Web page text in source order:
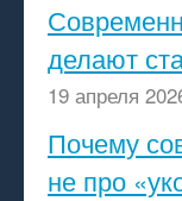
делают
19 апреля
Почему
не про